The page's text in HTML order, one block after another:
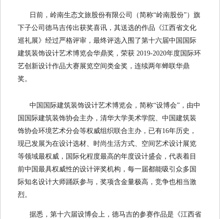
日前，岭南生态文旅股份有限公司（简称“岭南股份”）旗
下子公司德马吉传出获奖喜讯，其送选的作品《江西省文化
巡礼展》经过严格评审，最终评选入围了第十六届中国国际
建筑装饰设计艺术博览会华鼎奖，荣获 2019-2020年度国际环
艺创新设计作品大赛展览空间类金奖，连续两年蝉联华鼎
奖。
中国国际建筑装饰设计艺术博览会，简称“设博会”，由中
国国际建筑装饰协会主办，清华大学美术学院、中国建筑装
饰协会环境艺术分会等权威组织联合主办，已有16年历史，
现已发展为在设计选材、时尚生活方式、空间艺术设计展览
等领域最权威，国际化程度最高的年度设计盛会，代表着目
前中国最具权威性的设计评奖机构，每一届都能吸引众多国
际知名设计大师踊跃参与，奖项含金量极高，竞争也相当激
烈。
据悉，第十六届设博会上，德马吉的参赛作品是《江西省